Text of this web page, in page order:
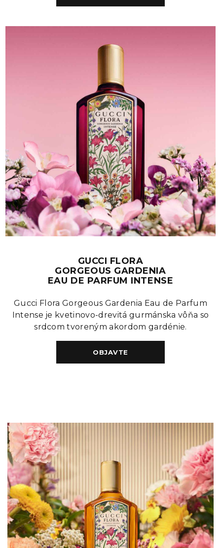
GUCCI FLORA
GORGEOUS GARDENIA
EAU DE PARFUM INTENSE
Gucci Flora Gorgeous Gardenia Eau de Parfum
Intense je kvetinovo-drevitá gurmánska vôňa so
srdcom tvoreným akordom gardénie.
OBJAVTE